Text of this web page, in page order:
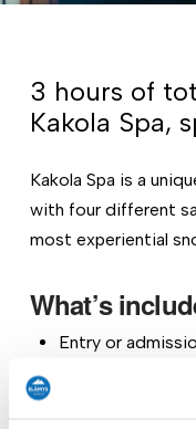
3 hours of
Kakola Spa,
Kakola Spa is a
with four different
most experiential
What’s
Entry or